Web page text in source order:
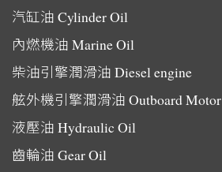
汽缸油 Cylinder Oil
內燃機油 Marine Oil
柴油引擎潤滑油 Diesel engine
舷外機引擎潤滑油 Outboard Motor
液壓油 Hydraulic Oil
齒輪油 Gear Oil